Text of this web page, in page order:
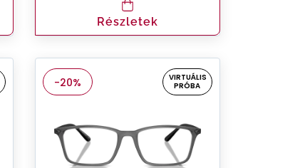
Részletek
-20%
VIRTUÁLIS
PRÓBA